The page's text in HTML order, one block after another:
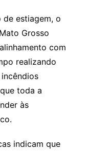
estiagem, o
Grosso
com
realizando
toda a
às
indicam que